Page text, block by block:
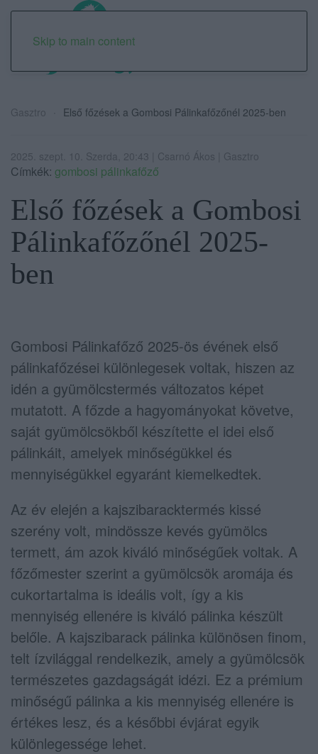
Skip to main content
Gasztro Első főzések a Gombosi Pálinkafőzőnél 2025-ben
2025. szept. 10. Szerda, 20:43 | Csarnó Ákos | Gasztro
Címkék: gombosi pálinkafőző
Első főzések a Gombosi
Pálinkafőzőnél 2025-
ben
Gombosi Pálinkafőző 2025-ös évének első
pálinkafőzései különlegesek voltak, hiszen az
idén a gyümölcstermés változatos képet
mutatott. A főzde a hagyományokat követve,
saját gyümölcsökből készítette el idei első
pálinkáit, amelyek minőségükkel és
mennyiségükkel egyaránt kiemelkedtek.
Az év elején a kajszibaracktermés kissé
szerény volt, mindössze kevés gyümölcs
termett, ám azok kiváló minőségűek voltak. A
főzőmester szerint a gyümölcsök aromája és
cukortartalma is ideális volt, így a kis
mennyiség ellenére is kiváló pálinka készült
belőle. A kajszibarack pálinka különösen finom,
telt ízvilággal rendelkezik, amely a gyümölcsök
természetes gazdagságát idézi. Ez a prémium
minőségű pálinka a kis mennyiség ellenére is
értékes lesz, és a későbbi évjárat egyik
különlegessége lehet.